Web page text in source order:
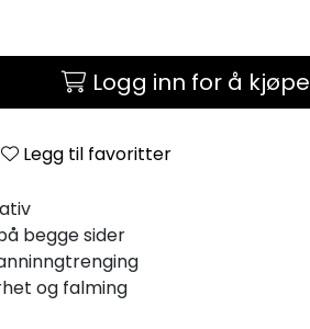
Logg inn for å kjøpe
Legg til favoritter
begge sider
og falming